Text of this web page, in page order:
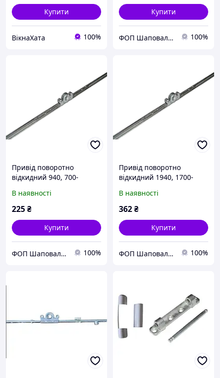
Купити
ВікнаХата 100%
Купити
ФОП Шаповал Т.І. 100%
Привід поворотно
відкидний 940, 700-
В наявності
225₴
Купити
ФОП Шаповал Т.І. 100%
Привід поворотно
відкидний 1940, 1700-
В наявності
362₴
Купити
ФОП Шаповал Т.І. 100%